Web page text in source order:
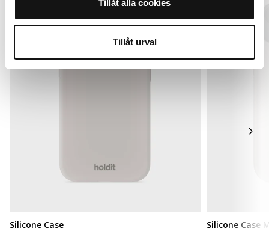
Tillåt alla cookies
Tillåt urval
Silicone Case Silicone Case